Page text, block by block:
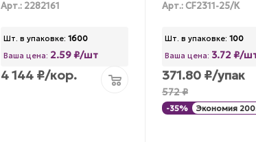
Арт.: 2282161
Шт. в упаковке: 1600
Ваша цена: 2.59 ₽/шт
4 144 ₽/кор.
Арт.: CF2311-25/К
Шт. в упаковке: 100
Ваша цена: 3.72 ₽/
371.80 ₽/упак
572₽
-35% Экономия